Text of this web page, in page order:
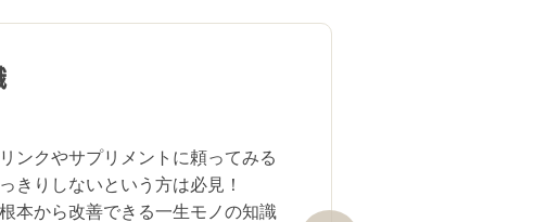
ンクやサプリメントに頼ってみる
きりしないという方は必見！
本から改善できる一生モノの知識